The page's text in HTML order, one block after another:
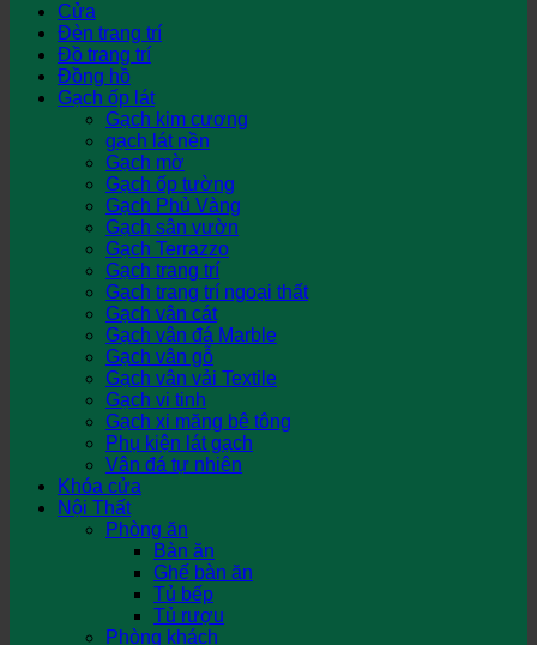
Cửa
Đèn trang trí
Đồ trang trí
Đồng hồ
Gạch ốp lát
Gạch kim cương
gạch lát nền
Gạch mờ
Gạch ốp tường
Gạch Phủ Vàng
Gạch sân vườn
Gạch Terrazzo
Gạch trang trí
Gạch trang trí ngoại thất
Gạch vân cát
Gạch vân đá Marble
Gạch vân gỗ
Gạch vân vải Textile
Gạch vi tinh
Gạch xi măng bê tông
Phụ kiện lát gạch
Vân đá tự nhiên
Khóa cửa
Nội Thất
Phòng ăn
Bàn ăn
Ghế bàn ăn
Tủ bếp
Tủ rượu
Phòng khách